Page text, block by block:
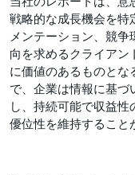
戦略的な成長機会を特
メンテーション、競
向を求めるクライアン
に価値のあるものとな
で、企業は情報に基
し、持続可能で収益
優位性を維持すること